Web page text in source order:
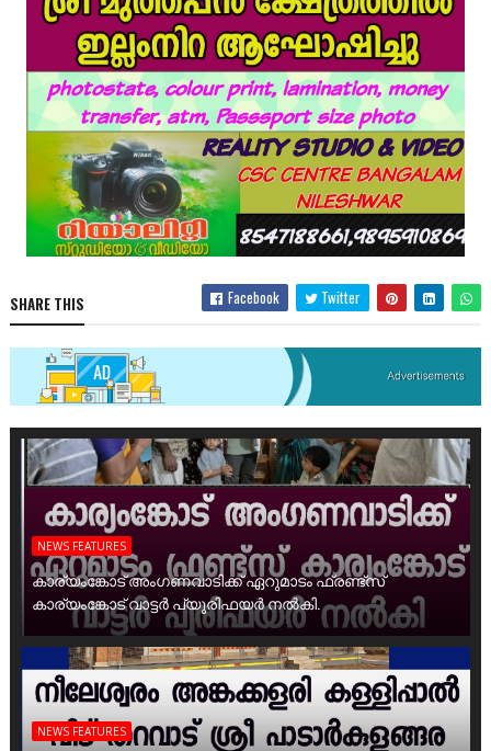
SHARE THIS Facebook Twitter
NEWS FEATURES
കാര്യംങ്കോട് അംഗണവാടിക്ക് ഏറുമാടം ഫ്രണ്ട്സ്
കാര്യംങ്കോട് വാട്ടർ പ്യൂരിഫയർ നൽകി.
NEWS FEATURES